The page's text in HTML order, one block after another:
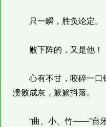
只一瞬，胜负论定。
败下阵的，又是他！
心有不甘，咬碎一口钢
溃败成灰，簌簌抖落。
“曲、小、竹——”自牙